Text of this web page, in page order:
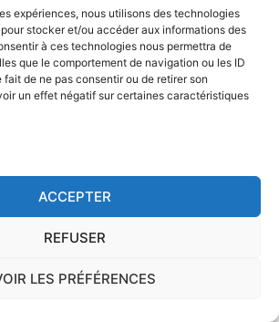
expériences, nous utilisons des technologies
stocker et/ou accéder aux informations des
à ces technologies nous permettra de
que le comportement de navigation ou les ID
fait de ne pas consentir ou de retirer son
un effet négatif sur certaines caractéristiques
ACCEPTER
REFUSER
LES PRÉFÉRENCES
de Fosses se trouve dans une zone
comme
dans certaines communes françaises,
en radon qui peut être importante. Le
issu de la désintégration du
L'Institut de Radioprotection et de